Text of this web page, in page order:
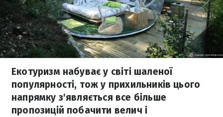
Екотуризм набуває у світі шаленої
популярності, тож у прихильників цього
напрямку з'являється все більше
пропозицій побачити велич і